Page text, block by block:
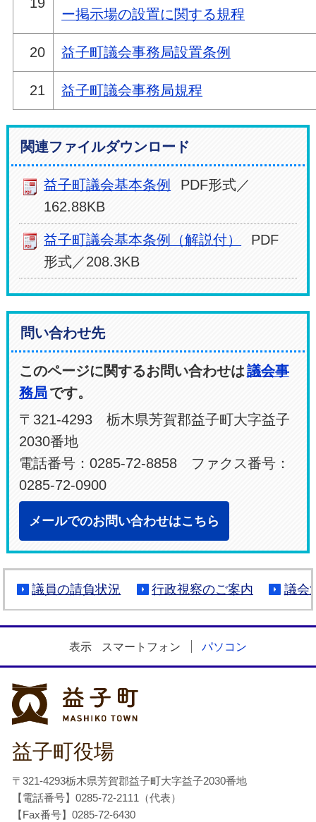
ー掲示場の設置に関する規程
20 益子町議会事務局設置条例
21 益子町議会事務局規程
関連ファイルダウンロード
益子町議会基本条例
PDF形式／
162.88KB
益子町議会基本条例（解説付）
PDF
形式／208.3KB
問い合わせ先
このページに関するお問い合わせは議会事
務局です。
〒321-4293 栃木県芳賀郡益子町大字益子
2030番地
電話番号：0285-72-8858 ファクス番号：
0285-72-0900
メールでのお問い合わせはこちら
議員の請負状況 行政視察のご案内 議会
表示 スマートフォン パソコン
益子町役場
〒321-4293栃木県芳賀郡益子町大字益子2030番地
【電話番号】0285-72-2111（代表）
【Fax番号】0285-72-6430